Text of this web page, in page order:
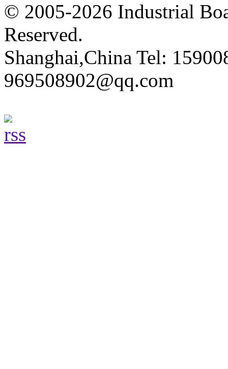
© 2005-2026 Industrial
Reserved.
Shanghai,China Tel:
969508902@qq.com